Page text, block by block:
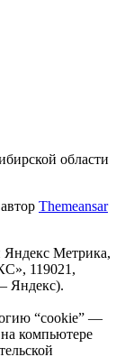
области
Themeansar
Яндекс Метрика,
119021,
Яндекс).
“cookie” —
компьютере